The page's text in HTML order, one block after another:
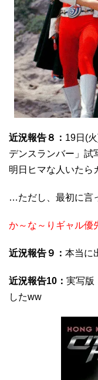
近況報告８： 19日(
デンスランバー」試
明日ヒマな人いたら
…ただし、最初に言
か～な～りギャル
近況報告９： 本当に
近況報告10： 実写版
したww